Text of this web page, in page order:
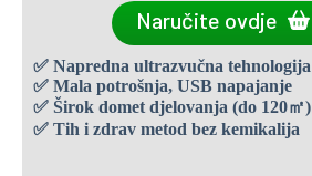
Naručite ovdje
✅ Napredna ultrazvučna tehnologija
✅ Mala potrošnja, USB napajanje
✅ Širok domet djelovanja (do 120㎡)
✅ Tih i zdrav metod bez kemikalija